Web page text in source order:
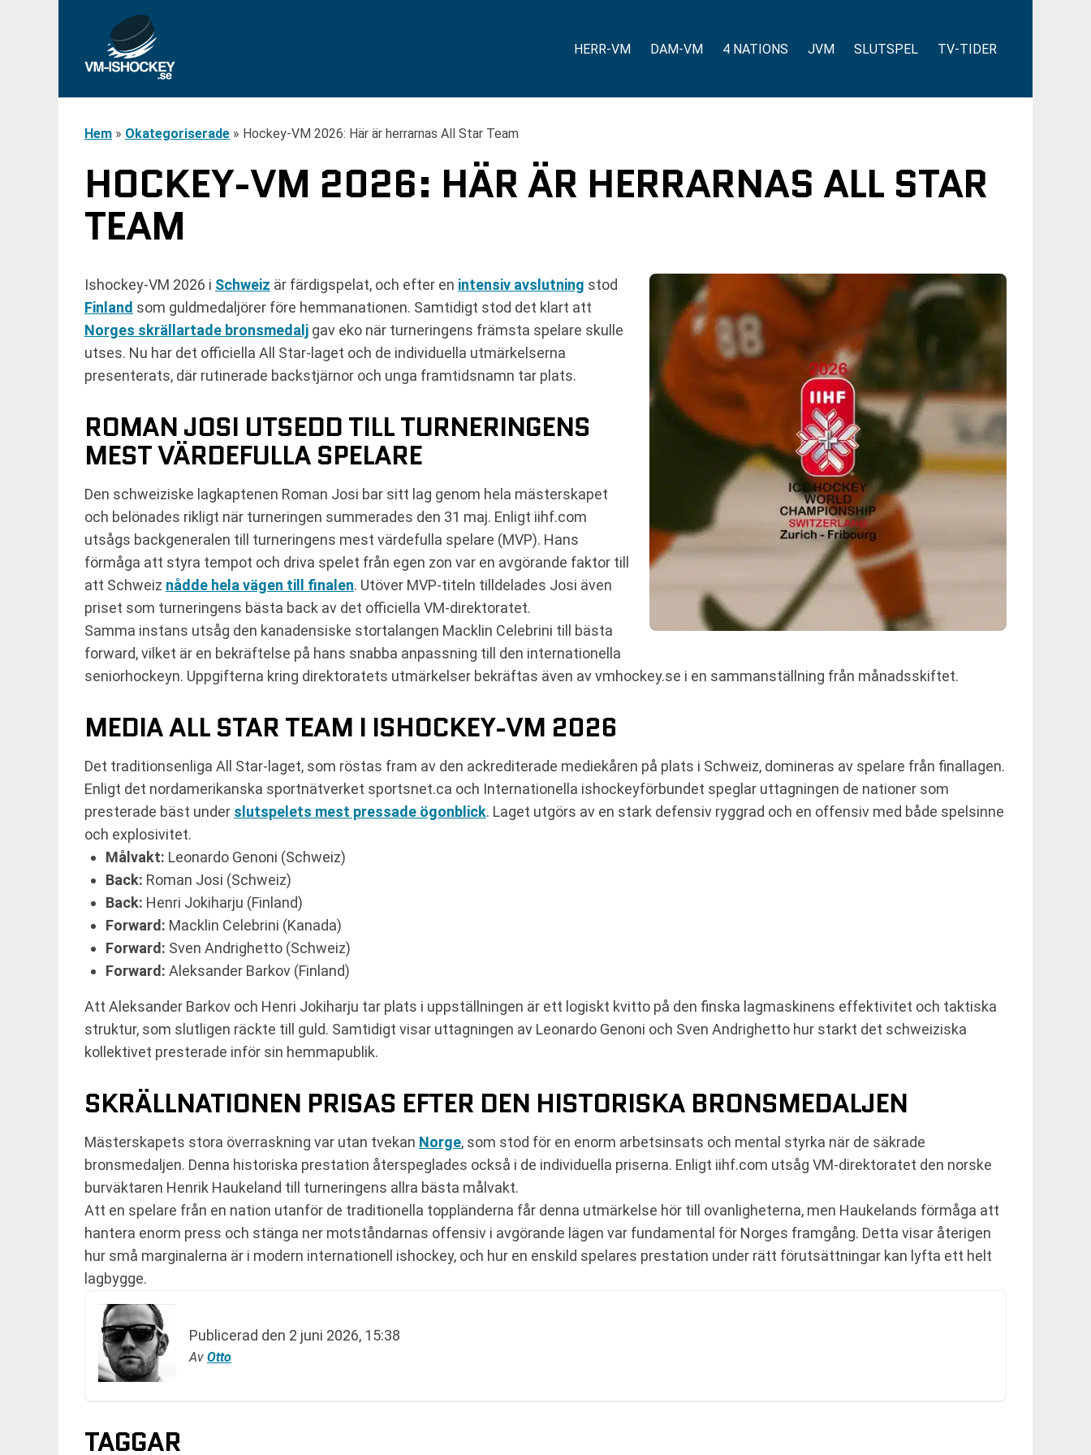
HERR-VM DAM-VM 4 NATIONS JVM SLUTSPEL TV-TIDER
Hem » Okategoriserade » Hockey-VM 2026: Här är herrarnas All Star Team
HOCKEY-VM 2026: HÄR ÄR HERRARNAS ALL STAR
TEAM
Ishockey-VM 2026 i Schweiz är färdigspelat, och efter en intensiv avslutning stod
Finland som guldmedaljörer före hemmanationen. Samtidigt stod det klart att
Norges skrällartade bronsmedalj gav eko när turneringens främsta spelare skulle
utses. Nu har det officiella All Star-laget och de individuella utmärkelserna
presenterats, där rutinerade backstjärnor och unga framtidsnamn tar plats.
ROMAN JOSI UTSEDD TILL TURNERINGENS
MEST VÄRDEFULLA SPELARE
Den schweiziske lagkaptenen Roman Josi bar sitt lag genom hela mästerskapet
och belönades rikligt när turneringen summerades den 31 maj. Enligt iihf.com
utsågs backgeneralen till turneringens mest värdefulla spelare (MVP). Hans
förmåga att styra tempot och driva spelet från egen zon var en avgörande faktor till
att Schweiz nådde hela vägen till finalen. Utöver MVP-titeln tilldelades Josi även
priset som turneringens bästa back av det officiella VM-direktoratet.
Samma instans utsåg den kanadensiske stortalangen Macklin Celebrini till bästa
forward, vilket är en bekräftelse på hans snabba anpassning till den internationella
seniorhockeyn. Uppgifterna kring direktoratets utmärkelser bekräftas även av vmhockey.se i en sammanställning från månadsskiftet.
MEDIA ALL STAR TEAM I ISHOCKEY-VM 2026
Det traditionsenliga All Star-laget, som röstas fram av den ackrediterade mediekåren på plats i Schweiz, domineras av spelare från finallagen.
Enligt det nordamerikanska sportnätverket sportsnet.ca och Internationella ishockeyförbundet speglar uttagningen de nationer som
presterade bäst under slutspelets mest pressade ögonblick. Laget utgörs av en stark defensiv ryggrad och en offensiv med både spelsinne
och explosivitet.
Målvakt: Leonardo Genoni (Schweiz)
Back: Roman Josi (Schweiz)
Back: Henri Jokiharju (Finland)
Forward: Macklin Celebrini (Kanada)
Forward: Sven Andrighetto (Schweiz)
Forward: Aleksander Barkov (Finland)
Att Aleksander Barkov och Henri Jokiharju tar plats i uppställningen är ett logiskt kvitto på den finska lagmaskinens effektivitet och taktiska
struktur, som slutligen räckte till guld. Samtidigt visar uttagningen av Leonardo Genoni och Sven Andrighetto hur starkt det schweiziska
kollektivet presterade inför sin hemmapublik.
SKRÄLLNATIONEN PRISAS EFTER DEN HISTORISKA BRONSMEDALJEN
Mästerskapets stora överraskning var utan tvekan Norge, som stod för en enorm arbetsinsats och mental styrka när de säkrade
bronsmedaljen. Denna historiska prestation återspeglades också i de individuella priserna. Enligt iihf.com utsåg VM-direktoratet den norske
burväktaren Henrik Haukeland till turneringens allra bästa målvakt.
Att en spelare från en nation utanför de traditionella toppländerna får denna utmärkelse hör till ovanligheterna, men Haukelands förmåga att
hantera enorm press och stänga ner motståndarnas offensiv i avgörande lägen var fundamental för Norges framgång. Detta visar återigen
hur små marginalerna är i modern internationell ishockey, och hur en enskild spelares prestation under rätt förutsättningar kan lyfta ett helt
lagbygge.
Publicerad den 2 juni 2026, 15:38
Av Otto
TAGGAR